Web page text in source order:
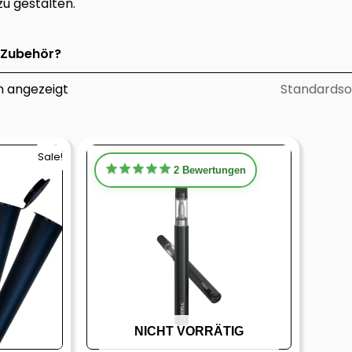
gestalten.
angezeigt
Sale!
NICHT VORRÄTIG
2 Bewertungen